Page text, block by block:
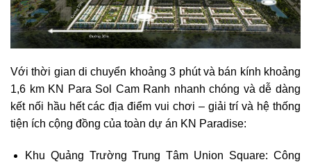
Với thời gian di chuyển khoảng 3 phút và bán kính khoảng
1,6 km KN Para Sol Cam Ranh nhanh chóng và dễ dàng
kết nối hầu hết các địa điểm vui chơi – giải trí và hệ thống
tiện ích cộng đồng của toàn dự án KN Paradise:
Khu Quảng Trường Trung Tâm Union Square: Công